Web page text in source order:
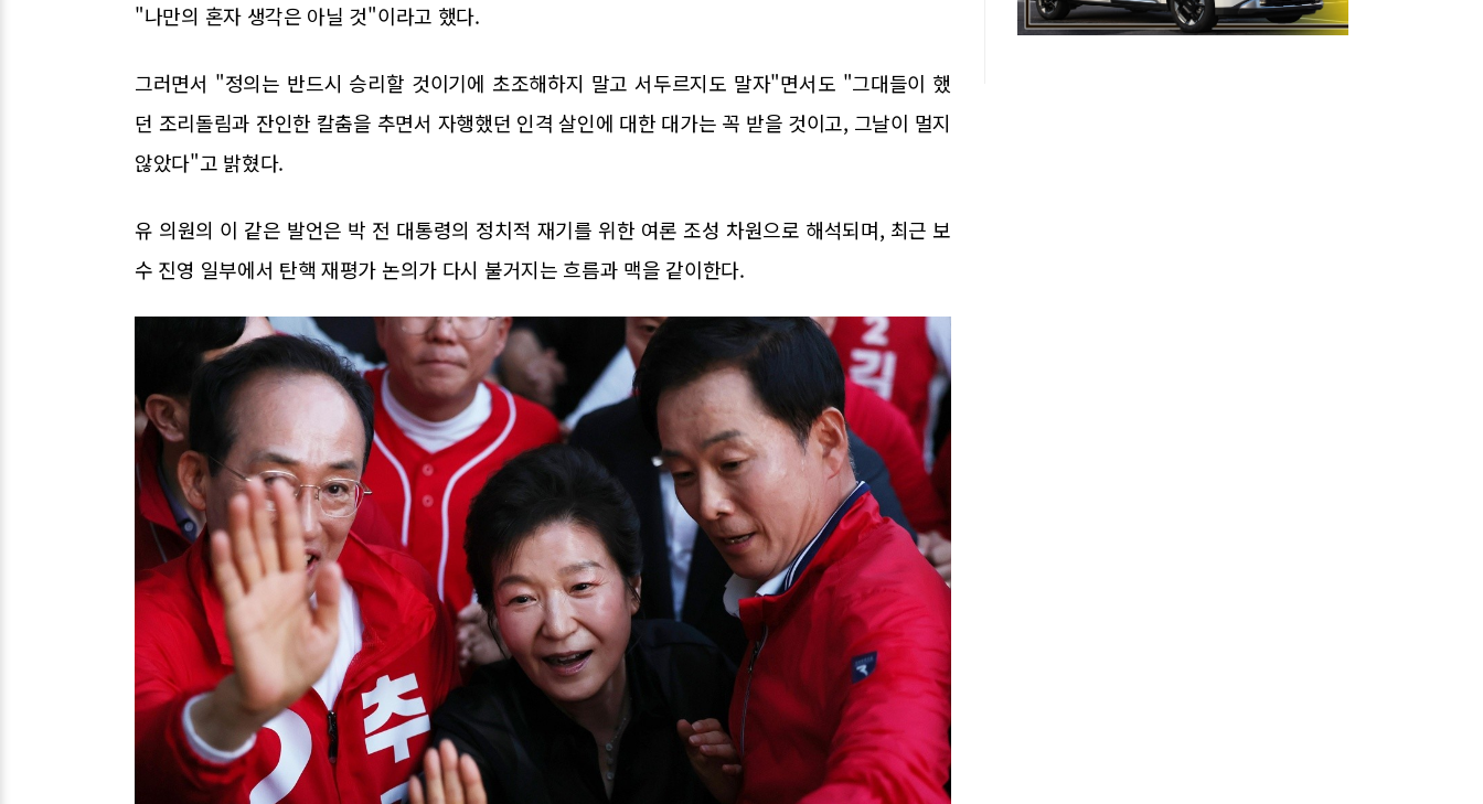
"나만의 혼자 생각은 아닐 것"이라고 했다.
그러면서 "정의는 반드시 승리할 것이기에 초조해하지 말고 서두르지도 말자"면서도 "그대들이 했
던 조리돌림과 잔인한 칼춤을 추면서 자행했던 인격 살인에 대한 대가는 꼭 받을 것이고, 그날이 멀지
않았다"고 밝혔다.
유 의원의 이 같은 발언은 박 전 대통령의 정치적 재기를 위한 여론 조성 차원으로 해석되며, 최근 보
수 진영 일부에서 탄핵 재평가 논의가 다시 불거지는 흐름과 맥을 같이한다.